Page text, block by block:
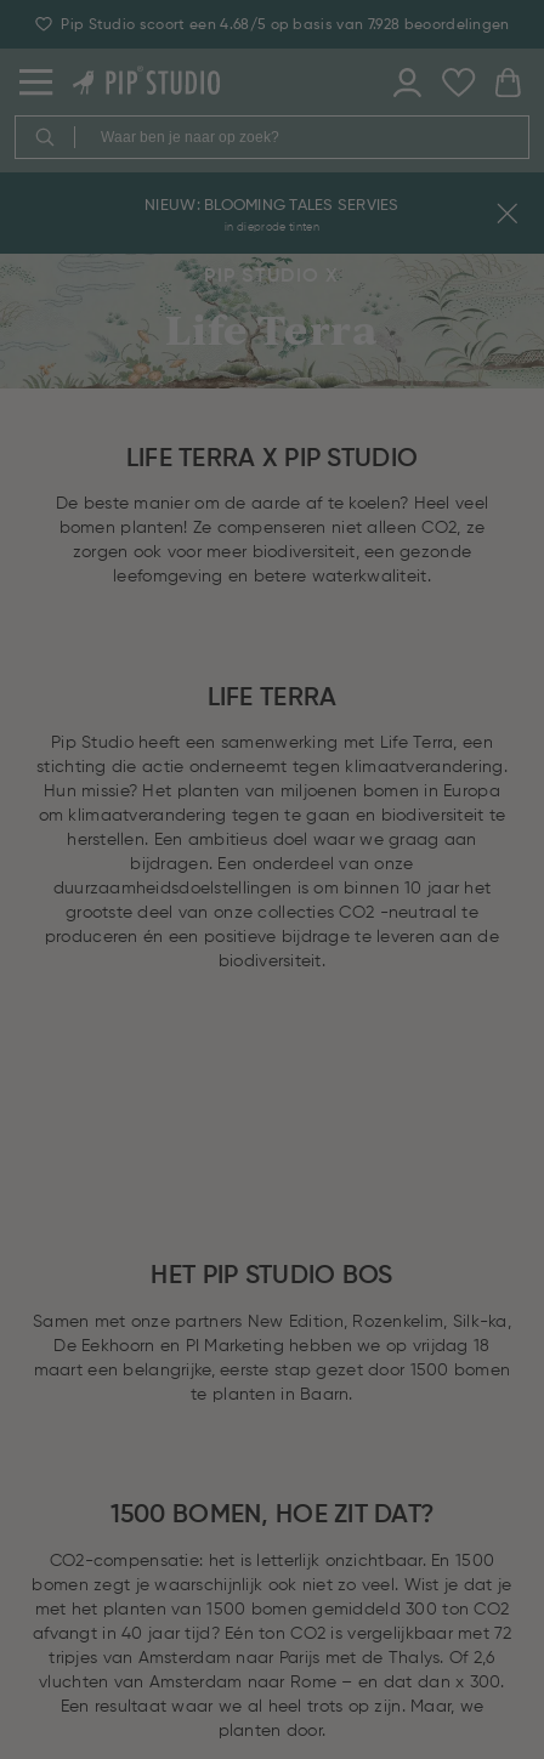
30 dagen retourmogelijkheid
Pip Studio scoort een 4.68/5 op basis van 7.928 beoordelingen
NIEUW: BLOOMING TALES SERVIES
in dieprode tinten
PIP STUDIO X
Life Terra
LIFE TERRA X PIP STUDIO
De beste manier om de aarde af te koelen? Heel veel
bomen planten! Ze compenseren niet alleen CO2, ze
zorgen ook voor meer biodiversiteit, een gezonde
leefomgeving en betere waterkwaliteit.
LIFE TERRA
Pip Studio heeft een samenwerking met Life Terra, een
stichting die actie onderneemt tegen klimaatverandering.
Hun missie? Het planten van miljoenen bomen in Europa
om klimaatverandering tegen te gaan en biodiversiteit te
herstellen. Een ambitieus doel waar we graag aan
bijdragen. Een onderdeel van onze
duurzaamheidsdoelstellingen is om binnen 10 jaar het
grootste deel van onze collecties CO2 -neutraal te
produceren én een positieve bijdrage te leveren aan de
biodiversiteit.
HET PIP STUDIO BOS
Samen met onze partners New Edition, Rozenkelim, Silk-ka,
De Eekhoorn en PI Marketing hebben we op vrijdag 18
maart een belangrijke, eerste stap gezet door 1500 bomen
te planten in Baarn.
1500 BOMEN, HOE ZIT DAT?
CO2-compensatie: het is letterlijk onzichtbaar. En 1500
bomen zegt je waarschijnlijk ook niet zo veel. Wist je dat je
met het planten van 1500 bomen gemiddeld 300 ton CO2
afvangt in 40 jaar tijd? Eén ton CO2 is vergelijkbaar met 72
tripjes van Amsterdam naar Parijs met de Thalys. Of 2,6
vluchten van Amsterdam naar Rome – en dat dan x 300.
Een resultaat waar we al heel trots op zijn. Maar, we
planten door.